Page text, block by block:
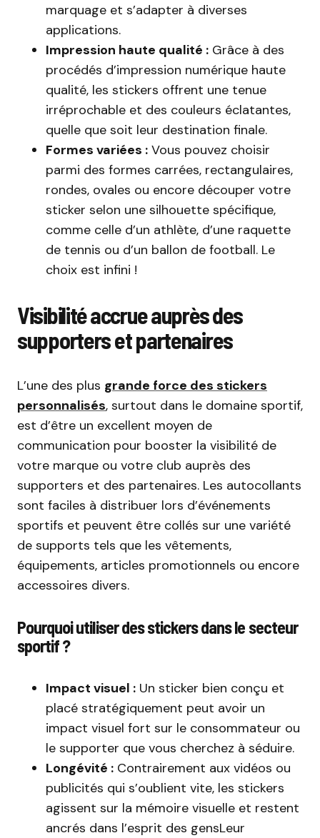
marquage et s’adapter à diverses
applications.
Impression haute qualité : Grâce à des
procédés d’impression numérique haute
qualité, les stickers offrent une tenue
irréprochable et des couleurs éclatantes,
quelle que soit leur destination finale.
Formes variées : Vous pouvez choisir
parmi des formes carrées, rectangulaires,
rondes, ovales ou encore découper votre
sticker selon une silhouette spécifique,
comme celle d’un athlète, d’une raquette
de tennis ou d’un ballon de football. Le
choix est infini !
Visibilité accrue auprès des
supporters et partenaires
L’une des plus grande force des stickers
personnalisés, surtout dans le domaine sportif,
est d’être un excellent moyen de
communication pour booster la visibilité de
votre marque ou votre club auprès des
supporters et des partenaires. Les autocollants
sont faciles à distribuer lors d’événements
sportifs et peuvent être collés sur une variété
de supports tels que les vêtements,
équipements, articles promotionnels ou encore
accessoires divers.
Pourquoi utiliser des stickers dans le secteur
sportif ?
Impact visuel : Un sticker bien conçu et
placé stratégiquement peut avoir un
impact visuel fort sur le consommateur ou
le supporter que vous cherchez à séduire.
Longévité : Contrairement aux vidéos ou
publicités qui s’oublient vite, les stickers
agissent sur la mémoire visuelle et restent
ancrés dans l’esprit des gensLeur